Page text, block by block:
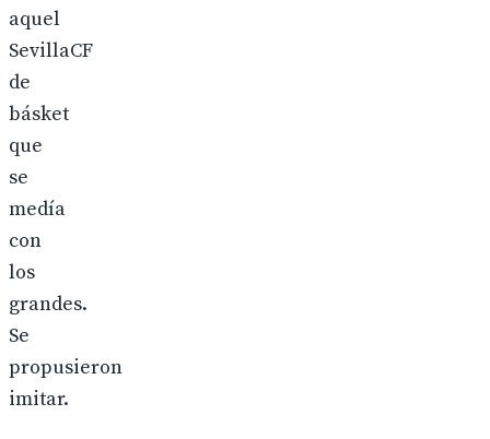
aquel
SevillaCF
de
básket
que
se
medía
con
los
grandes.
Se
propusieron
imitar.